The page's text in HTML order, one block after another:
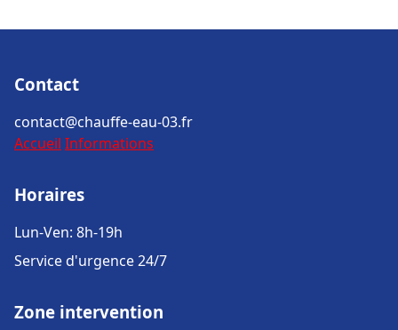
Contact
contact@chauffe-eau-03.fr
Accueil Informations
Horaires
Lun-Ven: 8h-19h
Service d'urgence 24/7
Zone intervention